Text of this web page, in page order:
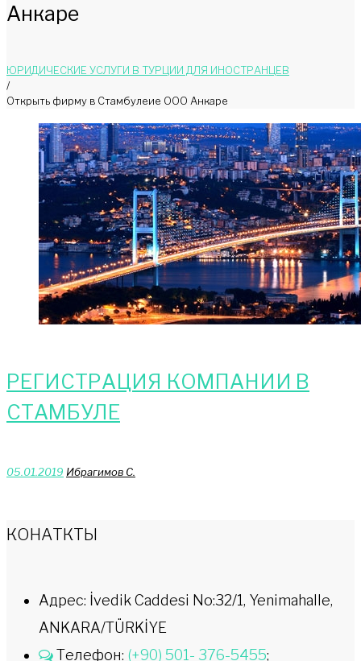
Анкаре
ЮРИДИЧЕСКИЕ УСЛУГИ В ТУРЦИИ ДЛЯ ИНОСТРАНЦЕВ
/
Открыть фирму в Стамбулеие ООО Анкаре
РЕГИСТРАЦИЯ КОМПАНИИ В
СТАМБУЛЕ
05.01.2019 Ибрагимов С.
КОНАТКТЫ
Адрес: İvedik Caddesi No:32/1, Yenimahalle,
ANKARA/TÜRKİYE
Телефон: (+90) 501- 376-5455;